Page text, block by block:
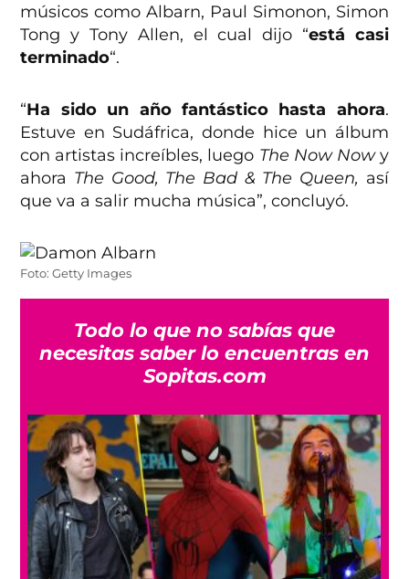
músicos como Albarn, Paul Simonon, Simon
Tong y Tony Allen, el cual dijo “está casi
terminado“.
“Ha sido un año fantástico hasta ahora.
Estuve en Sudáfrica, donde hice un álbum
con artistas increíbles, luego The Now Nowy
ahora The Good, The Bad & The Queen, así
que va a salir mucha música”, concluyó.
Foto: Getty Images
Todo lo que no sabías que
necesitas saber lo encuentras en
Sopitas.com